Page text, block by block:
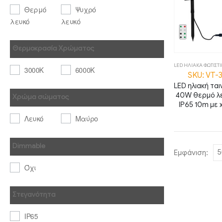
LED ΗΛΙΑΚΑ
SKU: VT-
LED ηλιακή
40W θερμό
IP65 10m με
Εμφάνιση:
Θερμό
λευκό
Ψυχρό
λευκό
Θερμοκρασία Χρώματος
3000K 6000K
Χρώμα σώματος
Λευκό Μαύρο
Dimmable
Όχι
Στεγανότητα
IP65